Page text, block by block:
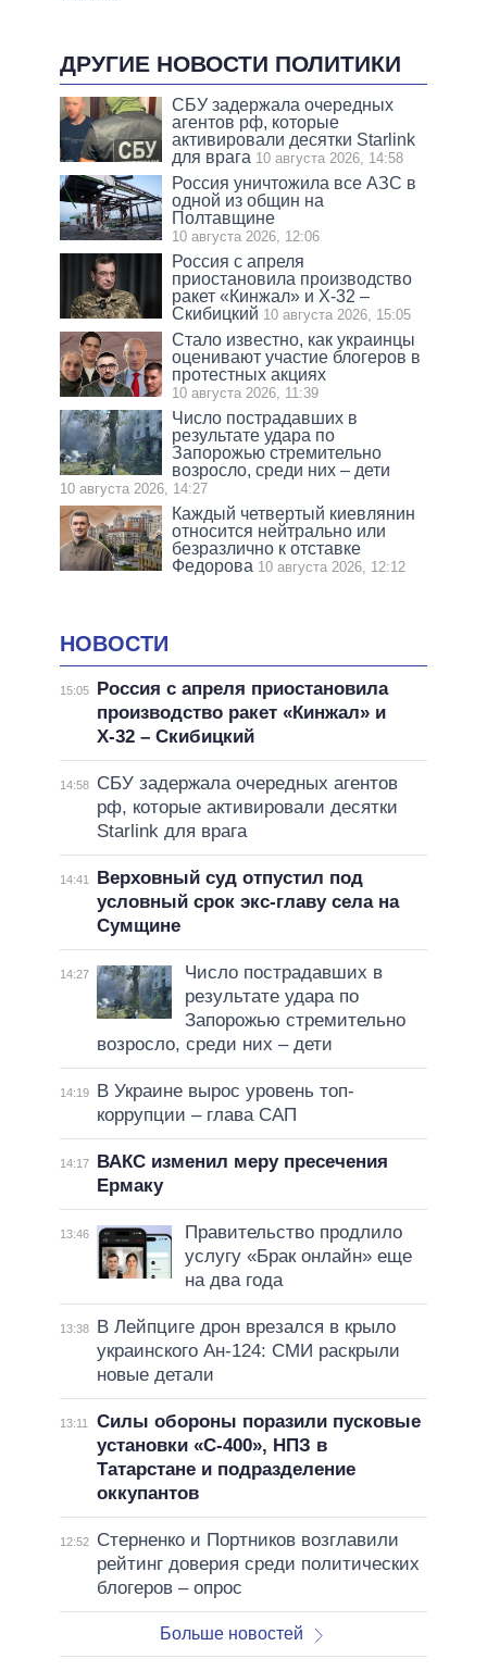
ДРУГИЕ НОВОСТИ ПОЛИТИКИ
СБУ задержала очередных
агентов рф, которые
активировали десятки Starlink
для врага 10 августа 2026, 14:58
Россия уничтожила все АЗС в
одной из общин на
Полтавщине
10 августа 2026, 12:06
Россия с апреля
приостановила производство
ракет «Кинжал» и Х-32 –
Скибицкий 10 августа 2026, 15:05
Стало известно, как украинцы
оценивают участие блогеров в
протестных акциях
10 августа 2026, 11:39
Число пострадавших в
результате удара по
Запорожью стремительно
возросло, среди них – дети
10 августа 2026, 14:27
Каждый четвертый киевлянин
относится нейтрально или
безразлично к отставке
Федорова 10 августа 2026, 12:12
НОВОСТИ
15:05
Россия с апреля приостановила
производство ракет «Кинжал» и
Х-32 – Скибицкий
14:58
СБУ задержала очередных агентов
рф, которые активировали десятки
Starlink для врага
14:41
Верховный суд отпустил под
условный срок экс-главу села на
Сумщине
14:27
Число пострадавших в
результате удара по
Запорожью стремительно
возросло, среди них – дети
14:19
В Украине вырос уровень топ-
коррупции – глава САП
14:17
ВАКС изменил меру пресечения
Ермаку
13:46
Правительство продлило
услугу «Брак онлайн» еще
на два года
13:38
В Лейпциге дрон врезался в крыло
украинского Ан-124: СМИ раскрыли
новые детали
13:11
Силы обороны поразили пусковые
установки «С-400», НПЗ в
Татарстане и подразделение
оккупантов
12:52
Стерненко и Портников возглавили
рейтинг доверия среди политических
блогеров – опрос
Больше новостей